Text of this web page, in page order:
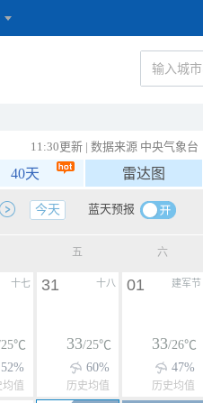
11:30更新 | 数据来源 中央气象台
40天 雷达图
蓝天预报
今天
五 六
十七
52%
均值
十八
31
33/25℃
60%
历史均值
建军节
01
33/26℃
47%
历史均值